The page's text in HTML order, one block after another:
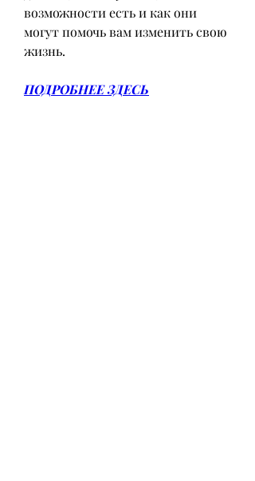
возможности есть и как они
могут помочь вам изменить свою
жизнь.
ПОДРОБНЕЕ ЗДЕСЬ